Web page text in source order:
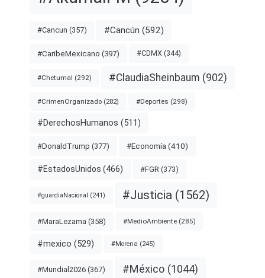
#Cancun (357) #Cancún (592)
#CaribeMexicano (397) #CDMX (344)
#Chetumal (292) #ClaudiaSheinbaum (902)
#CrimenOrganizado (282) #Deportes (298)
#DerechosHumanos (511)
#DonaldTrump (377) #Economía (410)
#EstadosUnidos (466) #FGR (373)
#guardiaNacional (241) #Justicia (1562)
#MaraLezama (358) #MedioAmbiente (285)
#mexico (529) #Morena (245)
#Mundial2026 (367) #México (1044)